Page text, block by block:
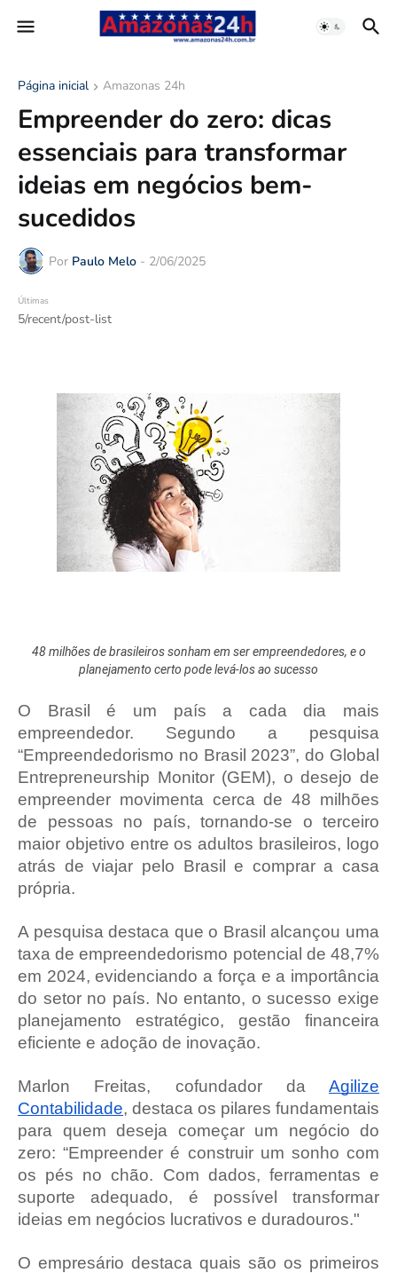
Página inicial Amazonas 24h
Empreender do zero: dicas
essenciais para transformar
ideias em negócios bem-
sucedidos
Por Paulo Melo - 2/06/2025
Últimas
5/recent/post-list
48 milhões de brasileiros sonham em ser empreendedores, e o
planejamento certo pode levá-los ao sucesso
O Brasil é um país a cada dia mais
empreendedor. Segundo a pesquisa
“Empreendedorismo no Brasil 2023”, do Global
Entrepreneurship Monitor (GEM), o desejo de
empreender movimenta cerca de 48 milhões
de pessoas no país, tornando-se o terceiro
maior objetivo entre os adultos brasileiros, logo
atrás de viajar pelo Brasil e comprar a casa
própria.
A pesquisa destaca que o Brasil alcançou uma
taxa de empreendedorismo potencial de 48,7%
em 2024, evidenciando a força e a importância
do setor no país. No entanto, o sucesso exige
planejamento estratégico, gestão financeira
eficiente e adoção de inovação.
Marlon Freitas, cofundador da Agilize
Contabilidade, destaca os pilares fundamentais
para quem deseja começar um negócio do
zero: “Empreender é construir um sonho com
os pés no chão. Com dados, ferramentas e
suporte adequado, é possível transformar
ideias em negócios lucrativos e duradouros."
O empresário destaca quais são os primeiros